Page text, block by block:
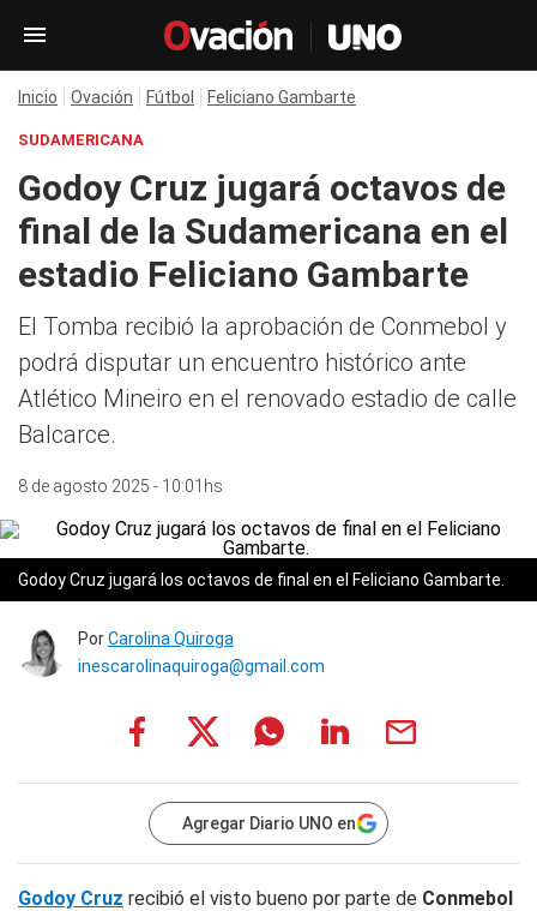
Inicio Ovación Fútbol Feliciano Gambarte
SUDAMERICANA
Godoy Cruz jugará octavos de
final de la Sudamericana en el
estadio Feliciano Gambarte
El Tomba recibió la aprobación de Conmebol y
podrá disputar un encuentro histórico ante
Atlético Mineiro en el renovado estadio de calle
Balcarce.
8 de agosto 2025 - 10:01hs
Godoy Cruz jugará los octavos de final en el Feliciano Gambarte.
PorCarolina Quiroga
inescarolinaquiroga@gmail.com
Agregar Diario UNO en
Godoy Cruz recibió el visto bueno por parte de Conmebol